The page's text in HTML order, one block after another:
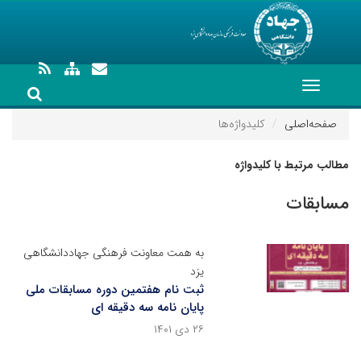
Toggle
navigation
صفحه‌اصلی
کلیدواژه‌ها
مطالب مرتبط با کلیدواژه
مسابقات
به همت معاونت فرهنگی جهاددانشگاهی
یزد
ثبت نام هفتمین دوره مسابقات ملی
پایان نامه سه دقیقه ای
۲۶ دی ۱۴۰۱